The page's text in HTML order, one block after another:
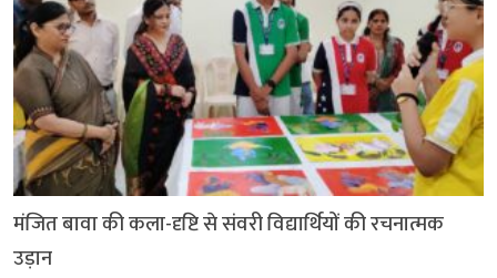
मंजित बावा की कला-दृष्टि से संवरी विद्यार्थियों की रचनात्मक
उड़ान